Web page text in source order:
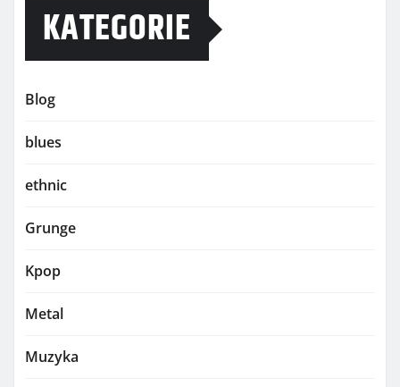
KATEGORIE
Blog
blues
ethnic
Grunge
Kpop
Metal
Muzyka